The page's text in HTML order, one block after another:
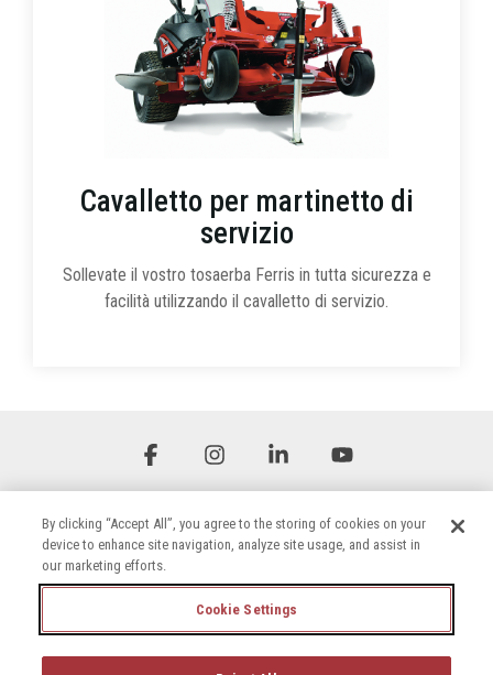
Cavalletto per martinetto di
servizio
Sollevate il vostro tosaerba Ferris in tutta sicurezza e
facilità utilizzando il cavalletto di servizio.
FacebookInstagramLinkedin
By clicking “Accept All”, you agree to the storing of cookies on your
device to enhance site navigation, analyze site usage, and assist in
our marketing efforts.
Cookie Settings